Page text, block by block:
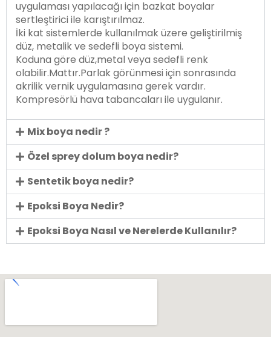
uygulaması yapılacağı için bazkat boyalar
sertleştirici ile karıştırılmaz.
İki kat sistemlerde kullanılmak üzere geliştirilmiş
düz, metalik ve sedefli boya sistemi.
Koduna göre düz,metal veya sedefli renk
olabilir.Mattır.Parlak görünmesi için sonrasında
akrilik vernik uygulamasına gerek vardır.
Kompresörlü hava tabancaları ile uygulanır.
Mix boya nedir ?
Özel sprey dolum boya nedir?
Sentetik boya nedir?
Epoksi Boya Nedir?
Epoksi Boya Nasıl ve Nerelerde Kullanılır?